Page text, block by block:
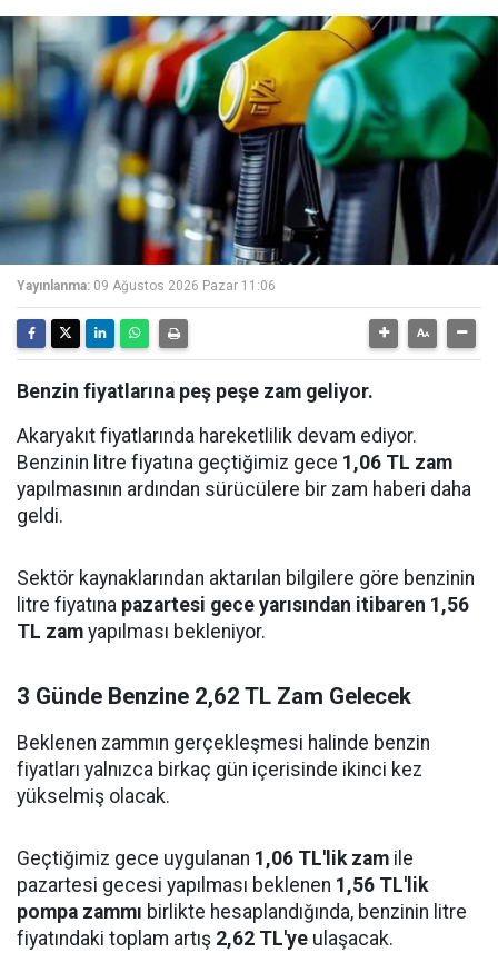
Yayınlanma: 09 Ağustos 2026 Pazar 11:06
Benzin fiyatlarına peş peşe zam geliyor.
Akaryakıt fiyatlarında hareketlilik devam ediyor.
Benzinin litre fiyatına geçtiğimiz gece 1,06 TL zam
yapılmasının ardından sürücülere bir zam haberi daha
geldi.
Sektör kaynaklarından aktarılan bilgilere göre benzinin
litre fiyatına pazartesi gece yarısından itibaren 1,56
TL zam yapılması bekleniyor.
3 Günde Benzine 2,62 TL Zam Gelecek
Beklenen zammın gerçekleşmesi halinde benzin
fiyatları yalnızca birkaç gün içerisinde ikinci kez
yükselmiş olacak.
Geçtiğimiz gece uygulanan 1,06 TL'lik zam ile
pazartesi gecesi yapılması beklenen 1,56 TL'lik
pompa zammı birlikte hesaplandığında, benzinin litre
fiyatındaki toplam artış 2,62 TL'ye ulaşacak.